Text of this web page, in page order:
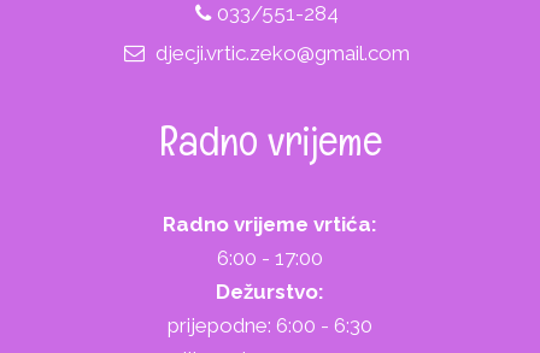
033/551-284
djecji.vrtic.zeko@gmail.com
Radno vrijeme
Radno vrijeme vrtića:
6:00 - 17:00
Dežurstvo:
prijepodne: 6:00 - 6:30